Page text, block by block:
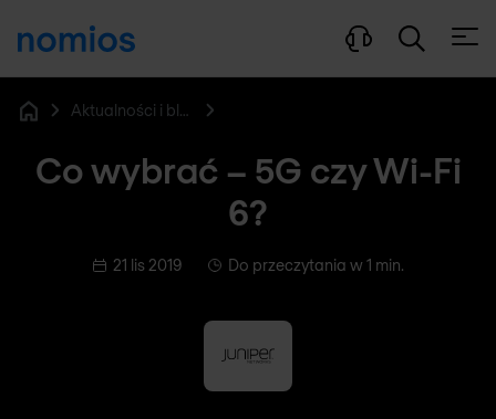
Aktualności i blog
Co wybrać – 5G czy Wi-Fi
6?
21 lis 2019 Do przeczytania w 1 min.